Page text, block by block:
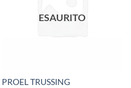
ESAURITO
PROEL TRUSSING